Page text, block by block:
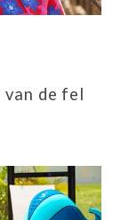
van de fel